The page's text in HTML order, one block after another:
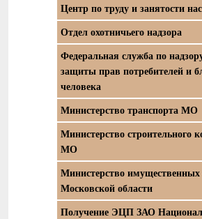
Центр по труду и занятости
Отдел охотничьего надзора
Федеральная служба по
защиты прав потребителей и
человека
Министерство транспорта МО
Министерство строительного
МО
Министерство
Московской области
Получение ЭЦП ЗАО